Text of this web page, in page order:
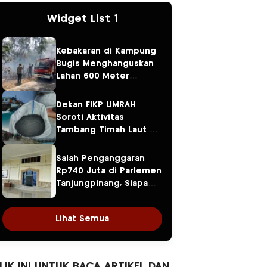
Widget List 1
Kebakaran di Kampung
Bugis Menghanguskan
Lahan 600 Meter
dari Bakar Sampah
Dekan FIKP UMRAH
Soroti Aktivitas
Tambang Timah Laut di
Beroperasi 12 Tahun
Salah Penganggaran
Rp740 Juta di Parlemen
Tanjungpinang, Siapa
Jawab? Ketua DPRD,
Banggar atau Sekretaris
DPRD?
Lihat Semua